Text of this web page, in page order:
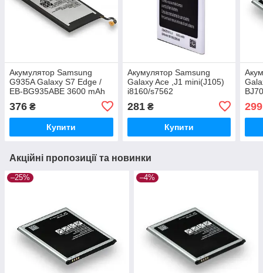
Акумулятор Samsung
G935A Galaxy S7 Edge /
EB-BG935ABE 3600 mAh
376 ₴
Купити
Акумулятор Samsung
Galaxy Ace ,J1 mini(J105)
i8160/s7562
zka/i8190/S7390/EB425161LU,
EB-BG313BBE, 1500 mAh
Original PRC
281₴
Купити
299
Акційні пропозиції та новинки
–25% –4%